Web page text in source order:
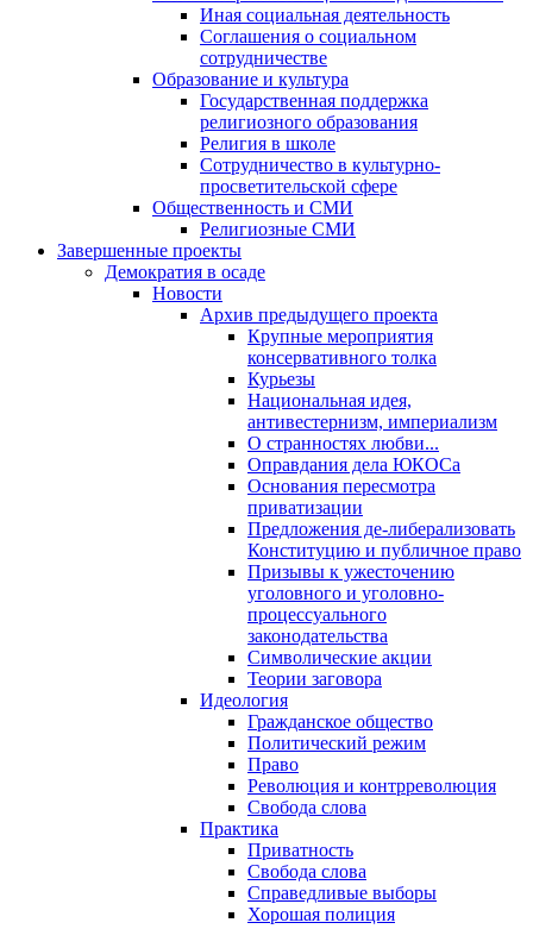
Иная социальная деятельность
Соглашения о социальном
сотрудничестве
Образование и культура
Государственная поддержка
религиозного образования
Религия в школе
Сотрудничество в культурно-
просветительской сфере
Общественность и СМИ
Религиозные СМИ
Завершенные проекты
Демократия в осаде
Новости
Архив предыдущего проекта
Крупные мероприятия
консервативного толка
Курьезы
Национальная идея,
антивестернизм, империализм
О странностях любви...
Оправдания дела ЮКОСа
Основания пересмотра
приватизации
Предложения де-либерализовать
Конституцию и публичное право
Призывы к ужесточению
уголовного и уголовно-
процессуального
законодательства
Символические акции
Теории заговора
Идеология
Гражданское общество
Политический режим
Право
Революция и контрреволюция
Свобода слова
Практика
Приватность
Свобода слова
Справедливые выборы
Хорошая полиция